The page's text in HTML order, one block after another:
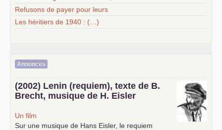
Refusons de payer pour leurs
Les héritiers de 1940 : (…)
Annonces
(2002) Lenin (requiem), texte de B.
Brecht, musique de H. Eisler
Un film
Sur une musique de Hans Eisler, le requiem